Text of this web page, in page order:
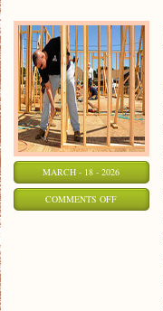
MARCH - 18 - 2026
COMMENTS OFFON